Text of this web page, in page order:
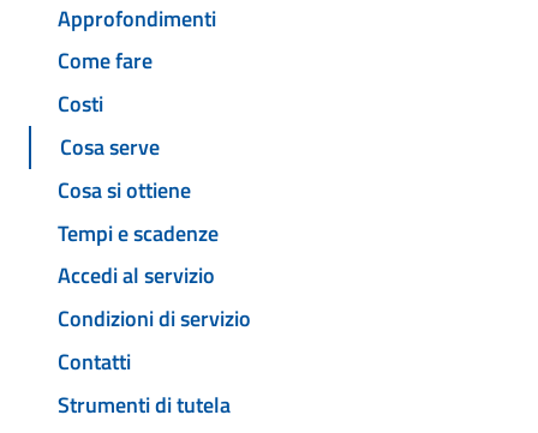
Approfondimenti
Come fare
Costi
Cosa serve
Cosa si ottiene
Tempi e scadenze
Accedi al servizio
Condizioni di servizio
Contatti
Strumenti di tutela